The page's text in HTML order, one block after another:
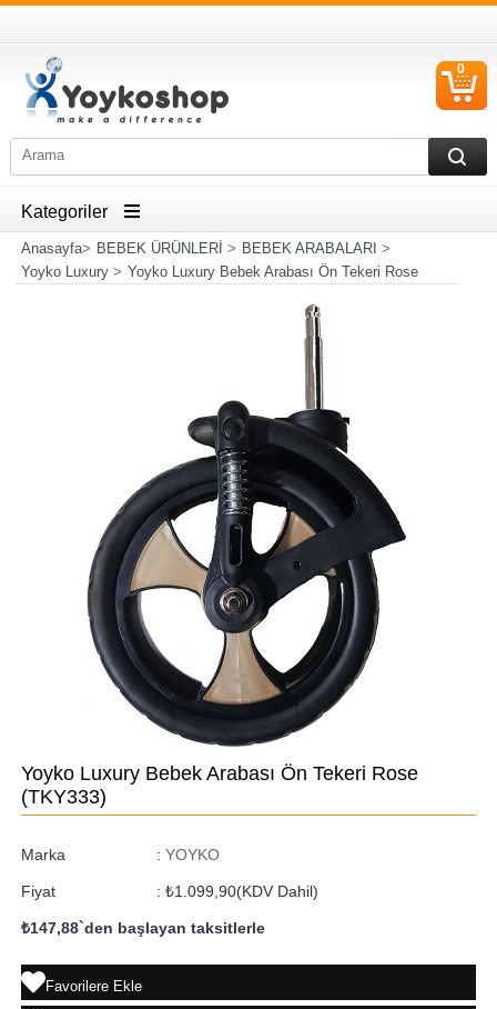
0
Kategoriler
Anasayfa> BEBEK ÜRÜNLERİ > BEBEK ARABALARI >
Yoyko Luxury> Yoyko Luxury Bebek Arabası Ön Tekeri Rose
Yoyko Luxury Bebek Arabası Ön Tekeri Rose
(TKY333)
Marka : YOYKO
Fiyat : ₺1.099,90(KDV Dahil)
₺147,88`den başlayan taksitlerle
Favorilere Ekle